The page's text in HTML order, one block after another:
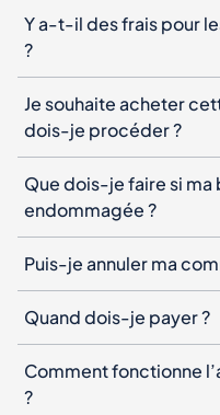
Y a-t-il des frais pour
?
Je souhaite acheter
dois-je procéder ?
Que dois-je faire si ma
endommagée ?
Puis-je annuler ma
Quand dois-je payer ?
Comment fonctionne
?